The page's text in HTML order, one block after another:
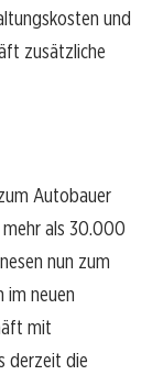
und
zusätzliche
Autobauer
als 30.000
nun zum
im neuen
mit
derzeit die